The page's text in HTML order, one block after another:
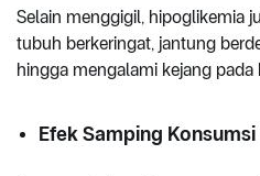
Selain menggigil, hipoglikemia
tubuh berkeringat, jantung
hingga mengalami kejang pada
Efek Samping